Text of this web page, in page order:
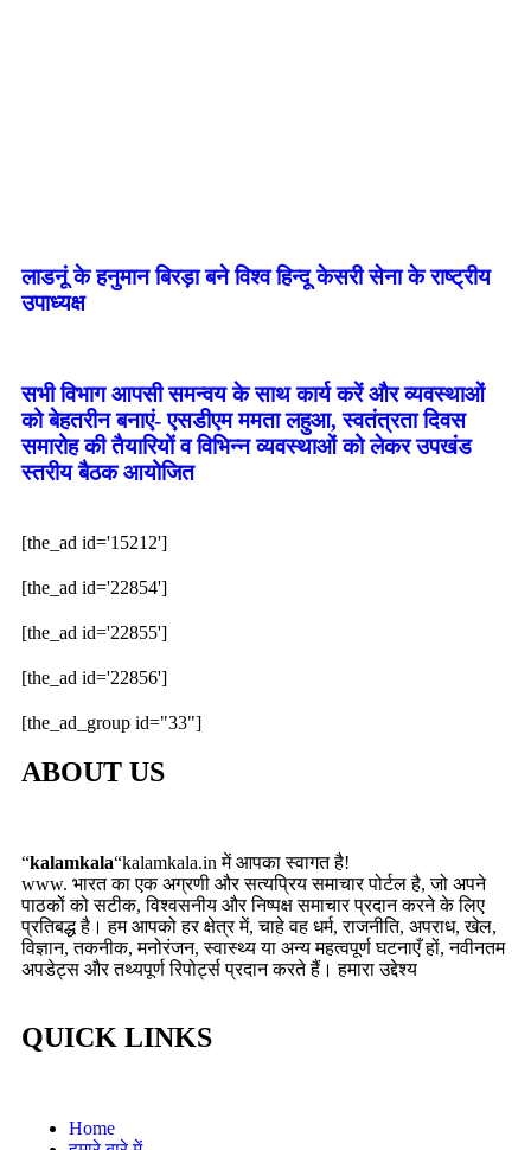
लाडनूं के हनुमान बिरड़ा बने विश्व हिन्दू केसरी सेना के राष्ट्रीय
उपाध्यक्ष
सभी विभाग आपसी समन्वय के साथ कार्य करें और व्यवस्थाओं
को बेहतरीन बनाएं- एसडीएम ममता लहुआ, स्वतंत्रता दिवस
समारोह की तैयारियों व विभिन्न व्यवस्थाओं को लेकर उपखंड
स्तरीय बैठक आयोजित
[the_ad id='15212']
[the_ad id='22854']
[the_ad id='22855']
[the_ad id='22856']
[the_ad_group id="33"]
ABOUT US
“kalamkala“kalamkala.in में आपका स्वागत है!
www. भारत का एक अग्रणी और सत्यप्रिय समाचार पोर्टल है, जो अपने
पाठकों को सटीक, विश्वसनीय और निष्पक्ष समाचार प्रदान करने के लिए
प्रतिबद्ध है। हम आपको हर क्षेत्र में, चाहे वह धर्म, राजनीति, अपराध, खेल,
विज्ञान, तकनीक, मनोरंजन, स्वास्थ्य या अन्य महत्वपूर्ण घटनाएँ हों, नवीनतम
अपडेट्स और तथ्यपूर्ण रिपोर्ट्स प्रदान करते हैं। हमारा उद्देश्य
QUICK LINKS
Home